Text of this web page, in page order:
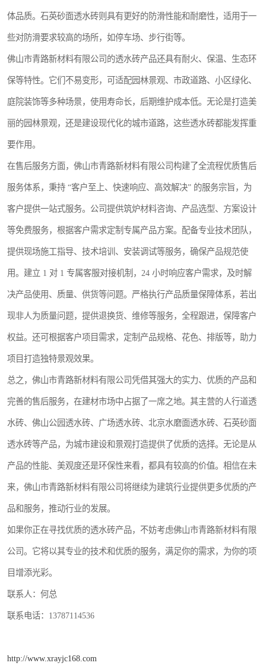
体品质。石英砂面透水砖则具有更好的防滑性能和耐磨性，适用于一
些对防滑要求较高的场所，如停车场、步行街等。
佛山市青路新材料有限公司的透水砖产品还具有耐火、保温、生态环
保等特性。它们不易变形，可适配园林景观、市政道路、小区绿化、
庭院装饰等多种场景，使用寿命长，后期维护成本低。无论是打造美
丽的园林景观，还是建设现代化的城市道路，这些透水砖都能发挥重
要作用。
在售后服务方面，佛山市青路新材料有限公司构建了全流程优质售后
服务体系，秉持 “客户至上、快速响应、高效解决” 的服务宗旨，为
客户提供一站式服务。公司提供筑炉材料咨询、产品选型、方案设计
等免费服务，根据客户需求定制专属产品方案。配备专业技术团队，
提供现场施工指导、技术培训、安装调试等服务，确保产品规范使
用。建立 1 对 1 专属客服对接机制，24 小时响应客户需求，及时解
决产品使用、质量、供货等问题。严格执行产品质量保障体系，若出
现非人为质量问题，提供退换货、维修等服务，全程跟进，保障客户
权益。还可根据客户项目需求，定制产品规格、花色、排版等，助力
项目打造独特景观效果。
总之，佛山市青路新材料有限公司凭借其强大的实力、优质的产品和
完善的售后服务，在建材市场中占据了一席之地。其主营的人行道透
水砖、佛山公园透水砖、广场透水砖、北京水磨面透水砖、石英砂面
透水砖等产品，为城市建设和景观打造提供了优质的选择。无论是从
产品的性能、美观度还是环保性来看，都具有较高的价值。相信在未
来，佛山市青路新材料有限公司将继续为建筑行业提供更多优质的产
品和服务，推动行业的发展。
如果你正在寻找优质的透水砖产品，不妨考虑佛山市青路新材料有限
公司。它将以其专业的技术和优质的服务，满足你的需求，为你的项
目增添光彩。
联系人：何总
联系电话：13787114536
http://www.xrayjc168.com